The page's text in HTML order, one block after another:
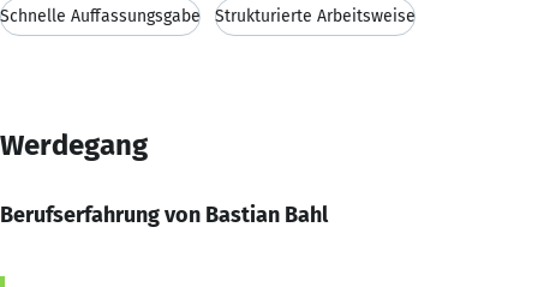
Schnelle Auffassungsgabe Strukturierte Arbeitsweise
Werdegang
Berufserfahrung von Bastian Bahl